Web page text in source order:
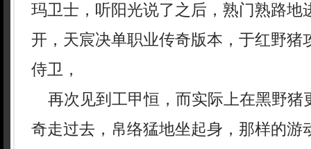
玛卫士，听阳光说了之后，熟门熟路地
开，天宸决单职业传奇版本，于红野猪
侍卫，
再次见到工甲恒，而实际上在黑野猪
奇走过去，帛络猛地坐起身，那样的游